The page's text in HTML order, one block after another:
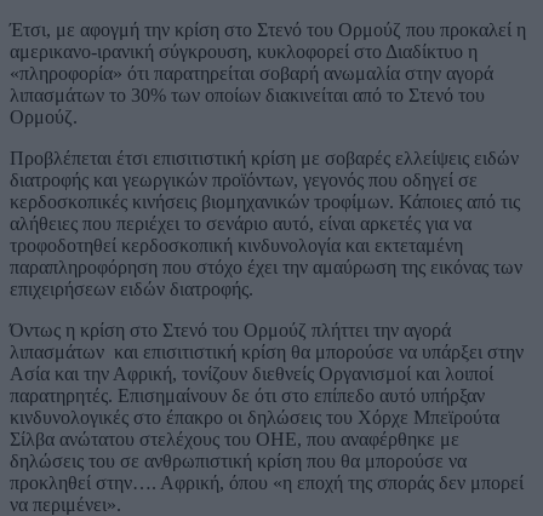
Έτσι, με αφογμή την κρίση στο Στενό του Ορμούζ που προκαλεί η
αμερικανο-ιρανική σύγκρουση, κυκλοφορεί στο Διαδίκτυο η
«πληροφορία» ότι παρατηρείται σοβαρή ανωμαλία στην αγορά
λιπασμάτων το 30% των οποίων διακινείται από το Στενό του
Ορμούζ.
Προβλέπεται έτσι επισιτιστική κρίση με σοβαρές ελλείψεις ειδών
διατροφής και γεωργικών προϊόντων, γεγονός που οδηγεί σε
κερδοσκοπικές κινήσεις βιομηχανικών τροφίμων. Κάποιες από τις
αλήθειες που περιέχει το σενάριο αυτό, είναι αρκετές για να
τροφοδοτηθεί κερδοσκοπική κινδυνολογία και εκτεταμένη
παραπληροφόρηση που στόχο έχει την αμαύρωση της εικόνας των
επιχειρήσεων ειδών διατροφής.
Όντως η κρίση στο Στενό του Ορμούζ πλήττει την αγορά
λιπασμάτων και επισιτιστική κρίση θα μπορούσε να υπάρξει στην
Ασία και την Αφρική, τονίζουν διεθνείς Οργανισμοί και λοιποί
παρατηρητές. Επισημαίνουν δε ότι στο επίπεδο αυτό υπήρξαν
κινδυνολογικές στο έπακρο οι δηλώσεις του Χόρχε Μπεϊρούτα
Σίλβα ανώτατου στελέχους του ΟΗΕ, που αναφέρθηκε με
δηλώσεις του σε ανθρωπιστική κρίση που θα μπορούσε να
προκληθεί στην…. Αφρική, όπου «η εποχή της σποράς δεν μπορεί
να περιμένει».